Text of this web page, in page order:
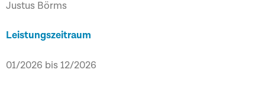
Justus Börms
Leistungszeitraum
01/2026 bis 12/2026